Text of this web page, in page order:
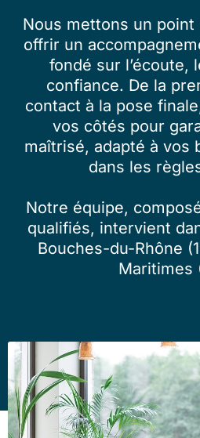
Nous mettons un point
offrir un
fondé sur l’écoute,
confiance. De la
contact à la pose
vos côtés pour
maîtrisé, adapté à vos
dans les
Notre équipe,
qualifiés, intervient
Bouches-du-Rhône
Maritimes